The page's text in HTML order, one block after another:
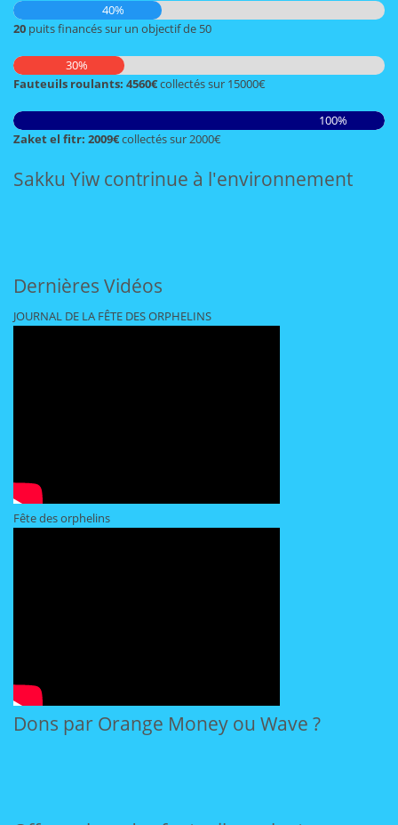
40%
20 puits financés sur un objectif de 50
30%
Fauteuils roulants: 4560€collectés sur 15000€
100%
Zaket el fitr: 2009€collectés sur 2000€
Sakku Yiw contrinue à l'environnement
Dernières Vidéos
JOURNAL DE LA FÊTE DES ORPHELINS
Fête des orphelins
Dons par Orange Money ou Wave ?